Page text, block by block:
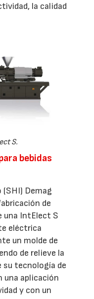
la calidad
S.
bebidas
Demag
de
una IntElect S
eléctrica
un molde de
de relieve la
su tecnología de
una aplicación
y con un